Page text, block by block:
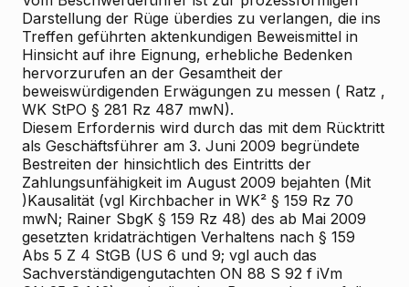
Darstellung der Rüge überdies zu verlangen, die ins
Treffen geführten aktenkundigen Beweismittel in
Hinsicht auf ihre Eignung, erhebliche Bedenken
hervorzurufen an der Gesamtheit der
beweiswürdigenden Erwägungen zu messen ( Ratz ,
WK StPO § 281 Rz 487 mwN).
Diesem Erfordernis wird durch das mit dem Rücktritt
als Geschäftsführer am 3. Juni 2009 begründete
Bestreiten der hinsichtlich des Eintritts der
Zahlungsunfähigkeit im August 2009 bejahten (Mit
)Kausalität (vgl Kirchbacher in WK² § 159 Rz 70
mwN; Rainer SbgK § 159 Rz 48) des ab Mai 2009
gesetzten kridaträchtigen Verhaltens nach § 159
Abs 5 Z 4 StGB (US 6 und 9; vgl auch das
Sachverständigengutachten ON 88 S 92 f iVm